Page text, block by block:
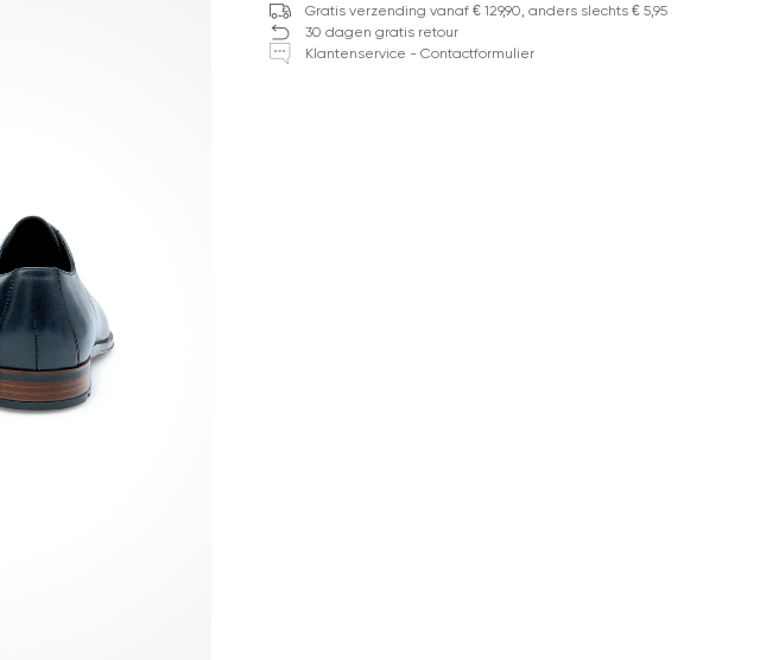
Gratis verzending vanaf € 129,90, anders slechts € 5,95
30 dagen gratis retour
Klantenservice - Contactformulier